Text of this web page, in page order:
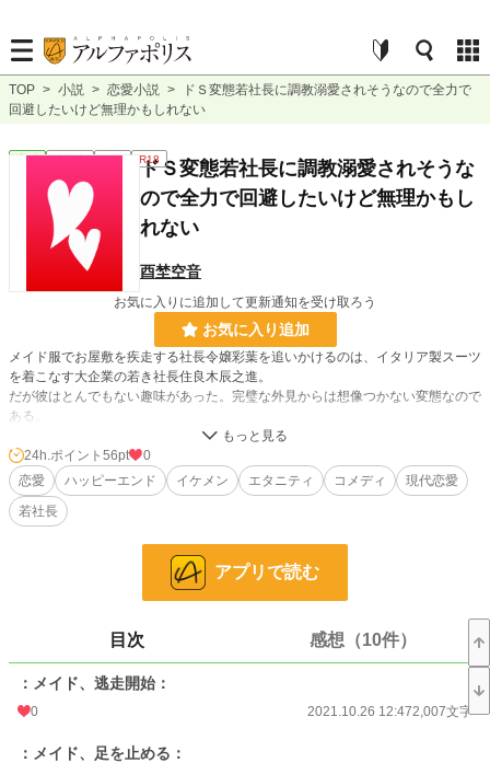
TOP > 小説 > 恋愛小説 >
ドＳ変態若社長に調教溺愛されそうなので全力で
回避したいけど無理かもしれない
恋愛 連載中 長編 R18
ドＳ変態若社長に調教溺愛されそうな
ので全力で回避したいけど無理かもし
れない
酉埜空音
お気に入りに追加して更新通知を受け取ろう
お気に入り追加
メイド服でお屋敷を疾走する社長令嬢彩葉を追いかけるのは、イタリア製スーツ
を着こなす大企業の若き社長住良木辰之進。
だが彼はとんでもない趣味があった。完璧な外見からは想像つかない変態なので
ある。
淫らなお仕置きに、無自覚ドＭの彩葉は抗うことができない。
流されてしまわないよう、なんとしても回避しようと試みるのだが……！
変態ドS坊っちゃま×無自覚ドM社長令嬢、はたして無事に結婚できるのか！？
※他サイト重複掲載しています
恋愛 6,804 位 / 66,372 件
24h.ポイント 56pt
0
恋愛
ハッピーエンド イケメン エタニティ コメディ
現代恋愛
若社長
アプリで読む
目次 感想（10件）
：メイド、逃走開始：
0 2021.10.26 12:472,007文字
：メイド、足を止める：